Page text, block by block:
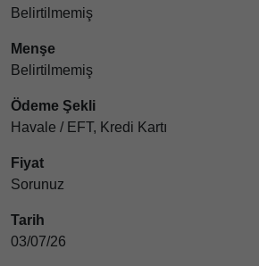
Belirtilmemiş
Menşe
Belirtilmemiş
Ödeme Şekli
Havale / EFT, Kredi Kartı
Fiyat
Sorunuz
Tarih
03/07/26